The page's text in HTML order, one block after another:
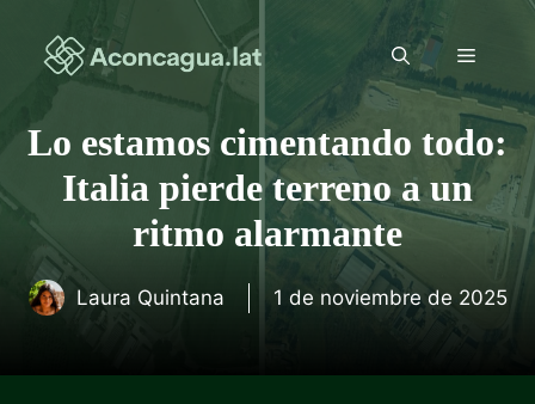
contenido
Menú
Lo estamos cimentando todo:
Italia pierde terreno a un
ritmo alarmante
Laura Quintana 1 de noviembre de 2025